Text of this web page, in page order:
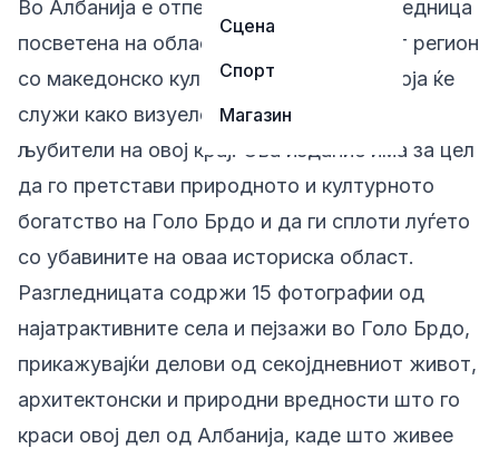
Сцена
Спорт
Магазин
Во Албанија е отпечатена првата разгледница
посветена на областa Голо Брдо, богат регион
со македонско културно наследство, која ќе
служи како визуелен поздрав за сите
љубители на овој крај. Ова издание има за цел
да го претстави природното и културното
богатство на Голо Брдо и да ги сплоти луѓето
со убавините на оваа историска област.
Разгледницата содржи 15 фотографии од
најатрактивните села и пејзажи во Голо Брдо,
прикажувајќи делови од секојдневниот живот,
архитектонски и природни вредности што го
краси овој дел од Албанија, каде што живее